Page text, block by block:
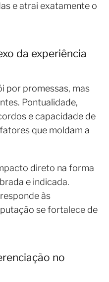
e atrai exatamente o
da experiência
por promessas, mas
Pontualidade,
e capacidade de
que moldam a
direto na forma
e indicada.
às
se fortalece de
no